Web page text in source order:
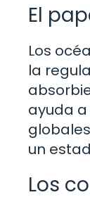
El
Los
la
ayuda
un
Los